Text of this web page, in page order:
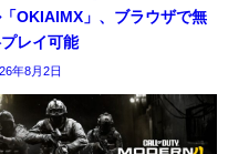
「OKIAIMX」、ブラウザで無
レイ可能
年8月2日